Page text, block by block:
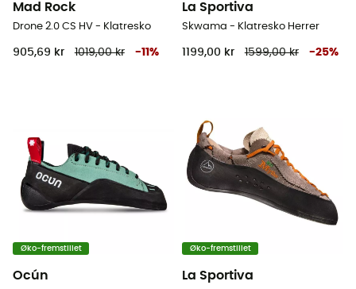
Mad Rock
Drone 2.0 CS HV - Klatresko
905,69 kr 1019,00 kr -11 %
La Sportiva
Skwama - Klatresko Herrer
1199,00 kr 1599,00 kr -25%
Øko-fremstillet
Ocún
Øko-fremstillet
La Sportiva